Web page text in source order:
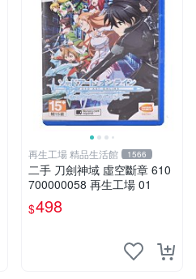
再生工場 精品生活館 1566
二手 刀劍神域 虛空斷章 610
700000058 再生工場 01
$498